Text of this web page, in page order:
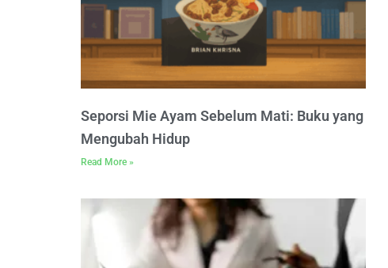
Seporsi Mie Ayam Sebelum Mati: Buku yang
Mengubah Hidup
Read More »